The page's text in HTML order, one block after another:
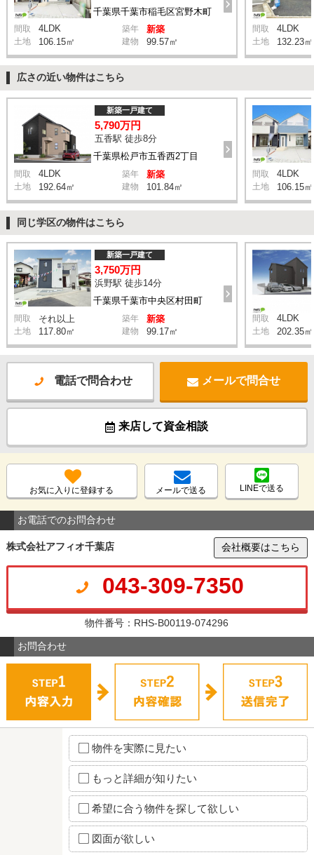
千葉県千葉市稲毛区宮野木町
間取 4LDK 築年 新築
土地 106.15㎡ 建物 99.57㎡
間取 4LDK
土地 132.23㎡
広さの近い物件はこちら
千葉県松戸市五香西2丁目
新築一戸建て
5,790万円
五香駅 徒歩8分
間取 4LDK 築年 新築
土地 192.64㎡ 建物 101.84㎡
間取 4LDK
土地 106.15㎡
同じ学区の物件はこちら
千葉県千葉市中央区村田町
新築一戸建て
3,750万円
浜野駅 徒歩14分
間取 それ以上 築年 新築
土地 117.80㎡ 建物 99.17㎡
間取 4LDK
土地 202.35㎡
電話で問合わせ メールで問合せ
来店して資金相談
お気に入りに登録する メールで送る LINEで送る
お電話でのお問合わせ
株式会社アフィオ千葉店 会社概要はこちら
043-309-7350
物件番号：RHS-B00119-074296
お問合わせ
物件を実際に見たい
もっと詳細が知りたい
希望に合う物件を探して欲しい
図面が欲しい